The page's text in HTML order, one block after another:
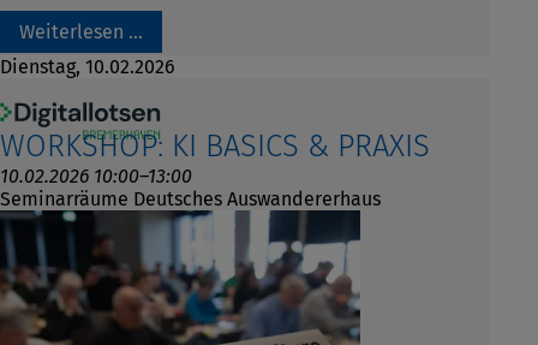
Weiterlesen …
Dienstag, 10.02.2026
WORKSHOP: KI BASICS & PRAXIS
10.02.2026 10:00–13:00
Seminarräume Deutsches Auswandererhaus